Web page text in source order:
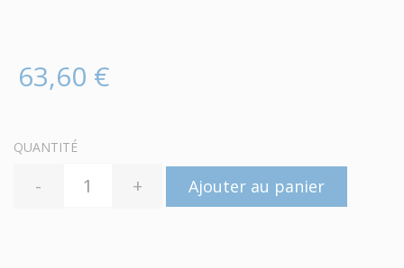
63,60 €
QUANTITÉ
- + Ajouter au panier